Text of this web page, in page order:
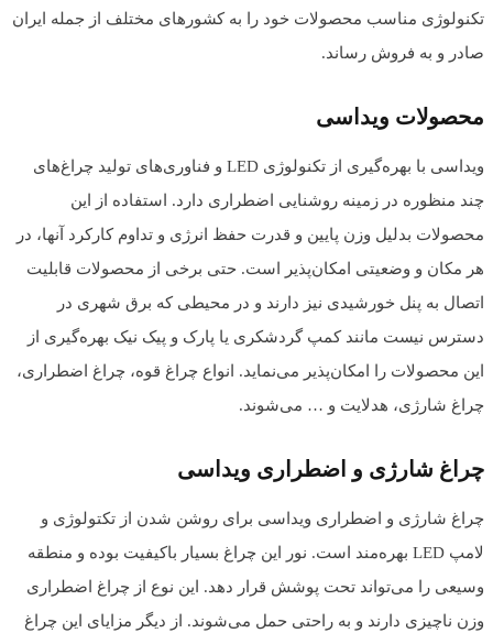
تکنولوژی مناسب محصولات خود را به کشورهای مختلف از جمله ایران
صادر و به فروش رساند.
محصولات ویداسی
ویداسی با بهره‌گیری از تکنولوژی LED و فناوری‌های تولید چراغ‌های
چند منظوره در زمینه روشنایی اضطراری دارد. استفاده از این
محصولات بدلیل وزن پایین و قدرت حفظ انرژی و تداوم کارکرد آنها، در
هر مکان و وضعیتی امکان‌پذیر است. حتی برخی از محصولات قابلیت
اتصال به پنل خورشیدی نیز دارند و در محیطی که برق شهری در
دسترس نیست مانند کمپ گردشکری یا پارک و پیک نیک بهره‌گیری از
این محصولات را امکان‌پذیر می‌نماید. انواع چراغ قوه، چراغ اضطراری،
چراغ شارژی، هدلایت و … می‌شوند.
چراغ شارژی و اضطراری ویداسی
چراغ شارژی و اضطراری ویداسی برای روشن شدن از تکتولوژی و
لامپ LED بهره‌مند است. نور این چراغ بسیار باکیفیت بوده و منطقه
وسیعی را می‌تواند تحت پوشش قرار دهد. این نوع از چراغ اضطراری
وزن ناچیزی دارند و به راحتی حمل می‌شوند. از دیگر مزایای این چراغ